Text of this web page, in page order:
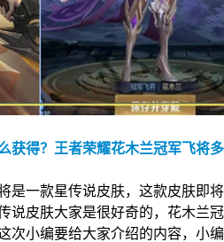
获得？王者荣耀花木兰冠军飞将多
一款星传说皮肤，这款皮肤即将
说皮肤大家是很好奇的，花木兰冠
次小编要给大家介绍的内容，小编